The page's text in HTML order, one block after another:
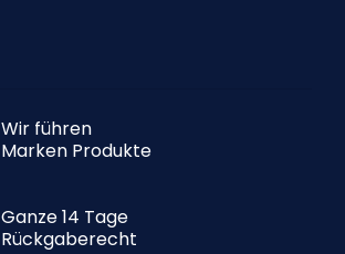
Wir führen
Marken Produkte
Ganze 14 Tage
Rückgaberecht